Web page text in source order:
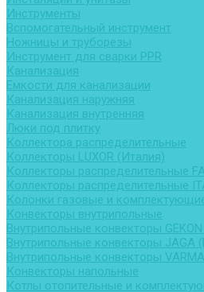
Инструменты
Вспомогательный инструмент
Ножницы и труборезы
Инструмент для сварки PPR
Канализация
Емкости для канализации
Канализация наружняя
Канализация внутренняя
Люки под плитку
Коллектора распределительные
Коллекторы LUXOR (Италия)
Коллекторы распределительные
Коллекторы распределительные
Колонки газовые и
Конвекторы внутрипольные
Внутрипольные конвекторы
Внутрипольные конвекторы JAGA
Внутрипольные конвекторы
Конвекторы напольные
Котлы отопительные и